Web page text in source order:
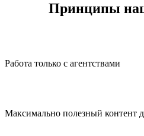
Принципы
Работа только с агентствами
Максимально полезный контент